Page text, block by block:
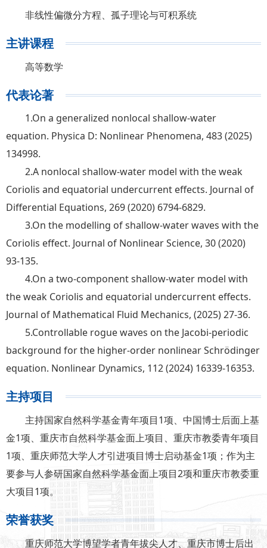
非线性偏微分方程、孤子理论与可积系统
主讲课程
高等数学
代表论著
1.On a generalized nonlocal shallow-water
equation. Physica D: Nonlinear Phenomena, 483 (2025)
134998.
2.A nonlocal shallow-water model with the weak
Coriolis and equatorial undercurrent effects. Journal of
Differential Equations, 269 (2020) 6794-6829.
3.On the modelling of shallow-water waves with the
Coriolis effect. Journal of Nonlinear Science, 30 (2020)
93-135.
4.On a two-component shallow-water model with
the weak Coriolis and equatorial undercurrent effects.
Journal of Mathematical Fluid Mechanics, (2025) 27-36.
5.Controllable rogue waves on the Jacobi-periodic
background for the higher-order nonlinear Schrödinger
equation. Nonlinear Dynamics, 112 (2024) 16339-16353.
主持项目
主持国家自然科学基金青年项目1项、中国博士后面上基
金1项、重庆市自然科学基金面上项目、重庆市教委青年项目
1项、重庆师范大学人才引进项目博士启动基金1项；作为主
要参与人参研国家自然科学基金面上项目2项和重庆市教委重
大项目1项。
荣誉获奖
重庆师范大学博望学者青年拔尖人才、重庆市博士后出